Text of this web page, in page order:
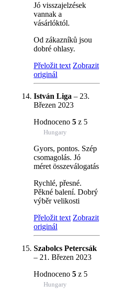
Jó visszajelzések
vannak a
vásárlóktól.
Od zákazníků jsou
dobré ohlasy.
Přeložit text Zobrazit
originál
István Liga – 23.
Březen 2023
Hodnoceno 5 z 5
Hungary
Gyors, pontos. Szép
csomagolás. Jó
méret összeválogatás
Rychlé, přesné.
Pěkné balení. Dobrý
výběr velikosti
Přeložit text Zobrazit
originál
Szabolcs Petercsák
– 21. Březen 2023
Hodnoceno 5 z 5
Hungary